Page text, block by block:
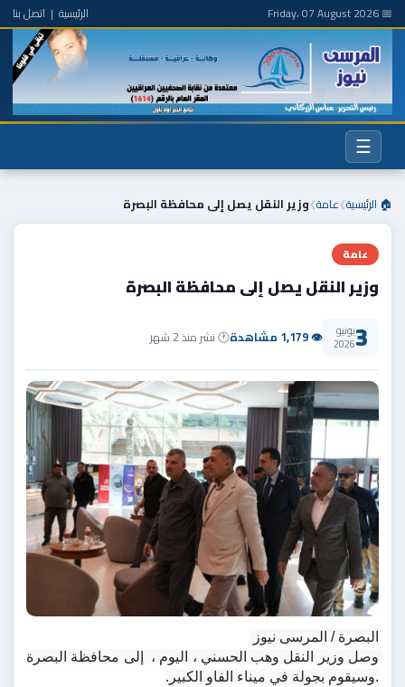
📅 Friday، 07 August 2026 الرئيسية | اتصل بنا
☰
🏠 الرئيسية❯عامة❯وزير النقل يصل إلى محافظة البصرة
عامة
وزير النقل يصل إلى محافظة البصرة
3يونيو
2026 👁 1,179 مشاهدة 🕐 نشر منذ 2 شهر
البصرة / المرسى نيوز
.وسيقوم بجولة في ميناء الفاو الكبير.